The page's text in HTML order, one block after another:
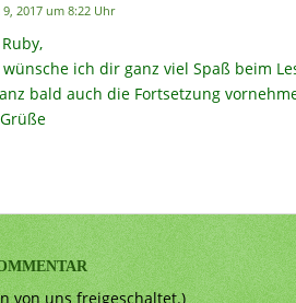
2017 um 8:22 Uhr
ich dir ganz viel Spaß beim
bald auch die Fortsetzung
von uns freigeschaltet.)